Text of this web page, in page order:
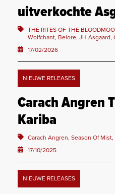
uitverkochte
THE RITES OF THE
Wolfchant, Belore, JH Asgaard,
17/02/2026
NIEUWE RELEASES
Carach Angren
Kariba
Carach Angren, Season Of
17/10/2025
NIEUWE RELEASES